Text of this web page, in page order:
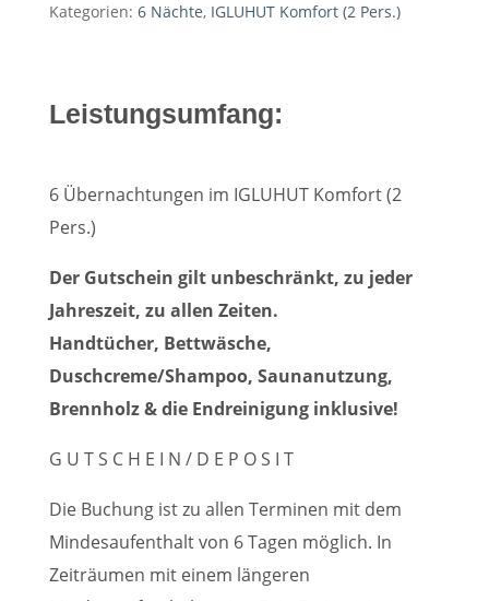
Kategorien: 6 Nächte, IGLUHUT Komfort (2 Pers.)
Leistungsumfang:
6 Übernachtungen im IGLUHUT Komfort (2
Pers.)
Der Gutschein gilt unbeschränkt, zu jeder
Jahreszeit, zu allen Zeiten.
Handtücher, Bettwäsche,
Duschcreme/Shampoo, Saunanutzung,
Brennholz & die Endreinigung inklusive!
G U T S C H E I N / D E P O S I T
Die Buchung ist zu allen Terminen mit dem
Mindesaufenthalt von 6 Tagen möglich. In
Zeiträumen mit einem längeren